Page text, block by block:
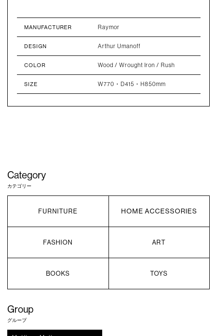
MANUFACTURER Raymor
DESIGN Arthur Umanoff
COLOR Wood / Wrought Iron / Rush
SIZE W770・D415・H850mm
Category
カテゴリー
FURNITURE HOME ACCESSORIES
FASHION ART
BOOKS TOYS
Group
グループ